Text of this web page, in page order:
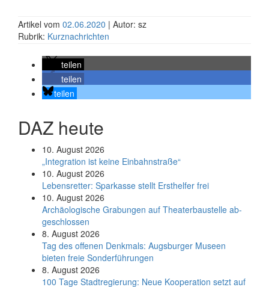
Artikel vom 02.06.2020 | Autor: sz
Rubrik: Kurznachrichten
teilen
teilen
teilen
DAZ heute
10. August 2026
„Integration ist keine Einbahnstraße“
10. August 2026
Le­bens­ret­ter: Spar­kas­se stellt Erst­hel­fer frei
10. August 2026
Ar­chäo­lo­gi­sche Gra­bun­gen auf Thea­ter­bau­stel­le ab­
ge­schlos­sen
8. August 2026
Tag des offenen Denkmals: Augsburger Museen
bieten freie Sonderführungen
8. August 2026
100 Tage Stadtregierung: Neue Kooperation setzt auf